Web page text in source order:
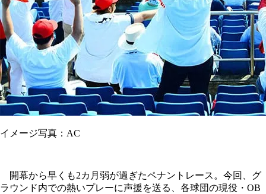
イメージ写真：AC
開幕から早くも2カ月弱が過ぎたペナントレース。今回、グ
ラウンド内での熱いプレーに声援を送る、各球団の現役・OB